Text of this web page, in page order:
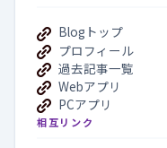
Blogトップ
プロフィール
過去記事一覧
Webアプリ
PCアプリ
相互リンク